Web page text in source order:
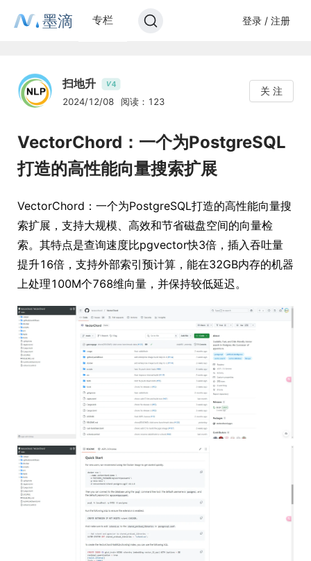
墨滴 专栏 登录 / 注册
扫地升 V4
2024/12/08 阅读：123
关 注
VectorChord：一个为PostgreSQL
打造的高性能向量搜索扩展
VectorChord：一个为PostgreSQL打造的高性能向量搜
索扩展，支持大规模、高效和节省磁盘空间的向量检
索。其特点是查询速度比pgvector快3倍，插入吞吐量
提升16倍，支持外部索引预计算，能在32GB内存的机器
上处理100M个768维向量，并保持较低延迟。